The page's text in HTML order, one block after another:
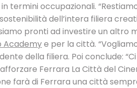
termini occupazionali.
dell’intera filiera
pronti ad investire un altro
Academye per la città.
della filiera. Poi conclude:
Ferrara La Città del
farà di Ferrara una città